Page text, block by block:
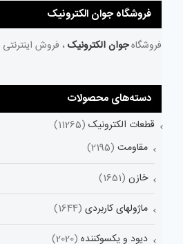
فروشگاه جوان الکترونیک
فروشگاهجوان الکترونیک ، فروش اینترنتی
دسته‌های محصولات
قطعات الکترونیک (11265)
مقاومت (2195)
خازن (1651)
ماژولهای کاربردی (1644)
دیود و یکسوکننده (2020)